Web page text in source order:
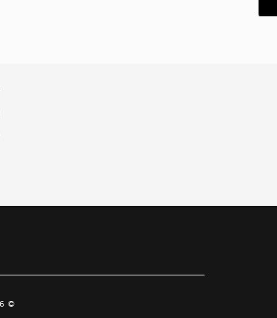
© 2026 شركة الفطيم كويت للأسواق المركزية